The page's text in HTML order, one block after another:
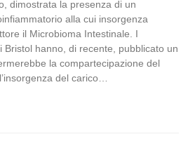
dimostrata la presenza di un
alla cui insorgenza
il Microbioma Intestinale. I
Bristol hanno, di recente, pubblicato un
la compartecipazione del
del carico…